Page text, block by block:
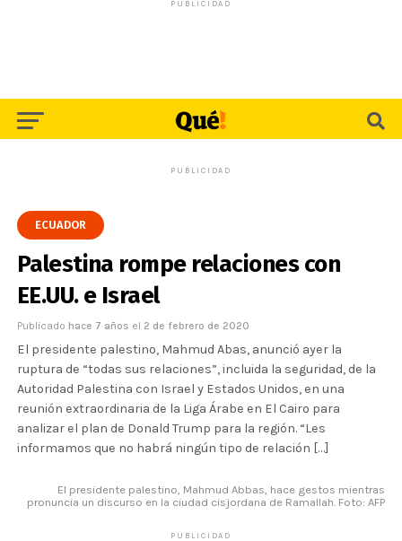
PUBLICIDAD
PUBLICIDAD
ECUADOR
Palestina rompe relaciones con
EE.UU. e Israel
Publicado hace 7 años el 2 de febrero de 2020
El presidente palestino, Mahmud Abas, anunció ayer la
ruptura de “todas sus relaciones”, incluida la seguridad, de la
Autoridad Palestina con Israel y Estados Unidos, en una
reunión extraordinaria de la Liga Árabe en El Cairo para
analizar el plan de Donald Trump para la región. “Les
informamos que no habrá ningún tipo de relación […]
El presidente palestino, Mahmud Abbas, hace gestos mientras
pronuncia un discurso en la ciudad cisjordana de Ramallah. Foto: AFP
PUBLICIDAD